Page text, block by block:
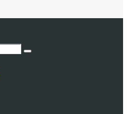
Suchen